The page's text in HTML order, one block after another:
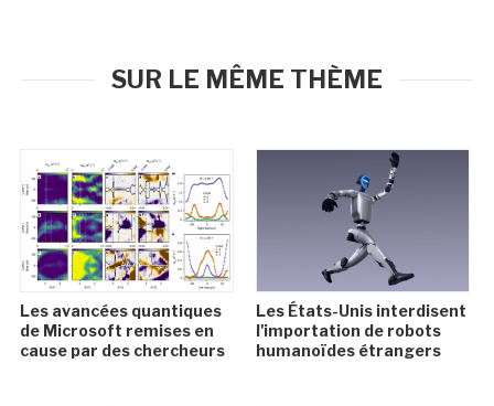
SUR LE MÊME THÈME
Les avancées quantiques
de Microsoft remises en
cause par des chercheurs
Les États-Unis interdisent
l'importation de robots
humanoïdes étrangers